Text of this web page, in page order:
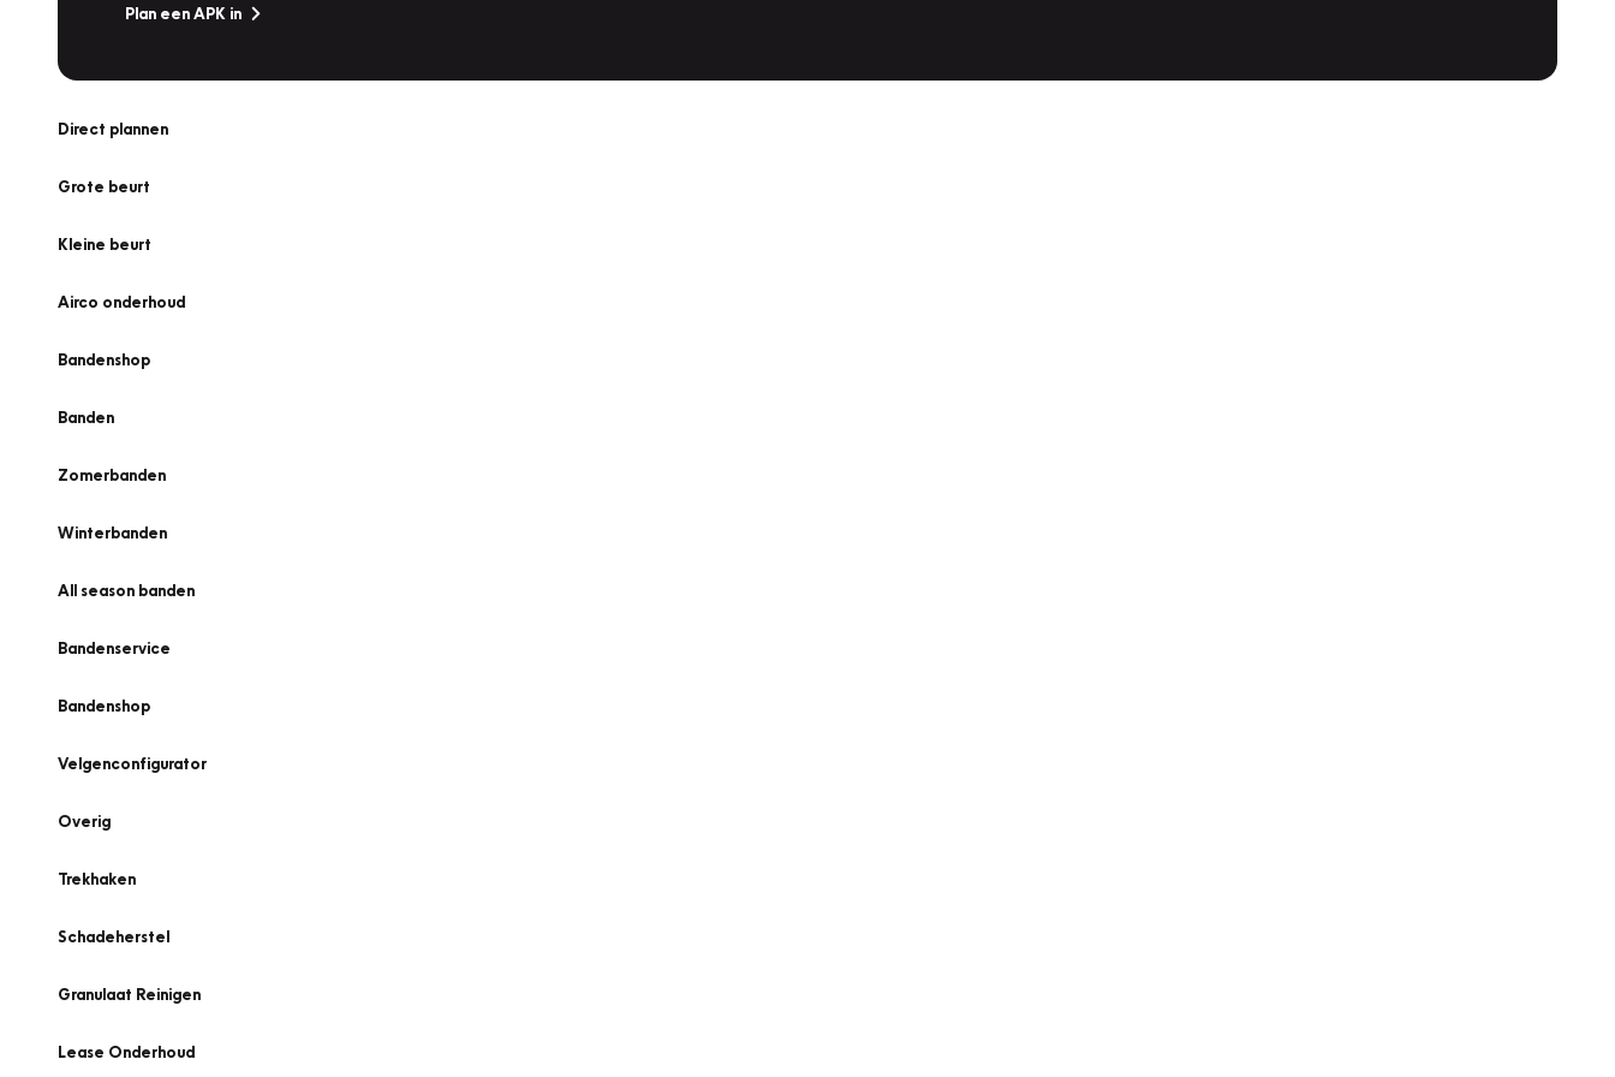
Plan een APK in
Direct plannen
Grote beurt
Kleine beurt
Airco onderhoud
Bandenshop
Banden
Zomerbanden
Winterbanden
All season banden
Bandenservice
Bandenshop
Velgenconfigurator
Overig
Trekhaken
Schadeherstel
Granulaat Reinigen
Lease Onderhoud